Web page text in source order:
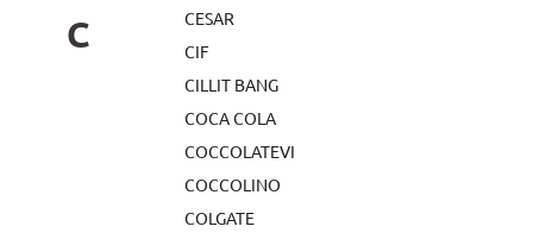
C
CESAR
CIF
CILLIT BANG
COCA COLA
COCCOLATEVI
COCCOLINO
COLGATE